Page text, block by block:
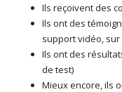
Ils reçoivent des
Ils ont des
support vidéo,
Ils ont des
de test)
Mieux encore, ils